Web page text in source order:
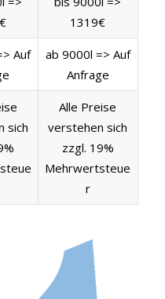
1319€
Auf
ab 9000l => Auf
Anfrage
sich
Alle Preise
verstehen sich
zzgl. 19%
Mehrwertsteue
r